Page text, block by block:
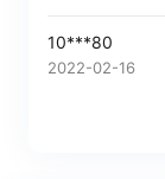
10***80
2022-02-16